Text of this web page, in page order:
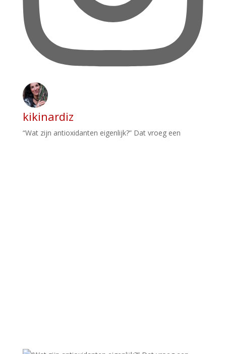
kikinardiz
“Wat zijn antioxidanten eigenlijk?” Dat vroeg een